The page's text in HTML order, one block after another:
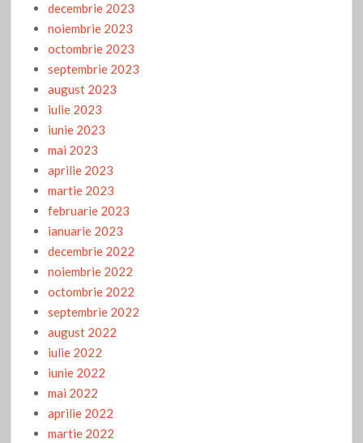
decembrie 2023
noiembrie 2023
octombrie 2023
septembrie 2023
august 2023
iulie 2023
iunie 2023
mai 2023
aprilie 2023
martie 2023
februarie 2023
ianuarie 2023
decembrie 2022
noiembrie 2022
octombrie 2022
septembrie 2022
august 2022
iulie 2022
iunie 2022
mai 2022
aprilie 2022
martie 2022